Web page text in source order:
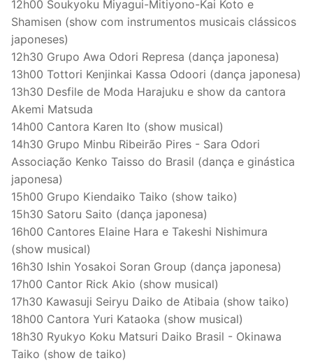
12h00 Soukyoku Miyagui-Mitiyono-Kai Koto e
Shamisen (show com instrumentos musicais clássicos
japoneses)
12h30 Grupo Awa Odori Represa (dança japonesa)
13h00 Tottori Kenjinkai Kassa Odoori (dança japonesa)
13h30 Desfile de Moda Harajuku e show da cantora
Akemi Matsuda
14h00 Cantora Karen Ito (show musical)
14h30 Grupo Minbu Ribeirão Pires - Sara Odori
Associação Kenko Taisso do Brasil (dança e ginástica
japonesa)
15h00 Grupo Kiendaiko Taiko (show taiko)
15h30 Satoru Saito (dança japonesa)
16h00 Cantores Elaine Hara e Takeshi Nishimura
(show musical)
16h30 Ishin Yosakoi Soran Group (dança japonesa)
17h00 Cantor Rick Akio (show musical)
17h30 Kawasuji Seiryu Daiko de Atibaia (show taiko)
18h00 Cantora Yuri Kataoka (show musical)
18h30 Ryukyo Koku Matsuri Daiko Brasil - Okinawa
Taiko (show de taiko)